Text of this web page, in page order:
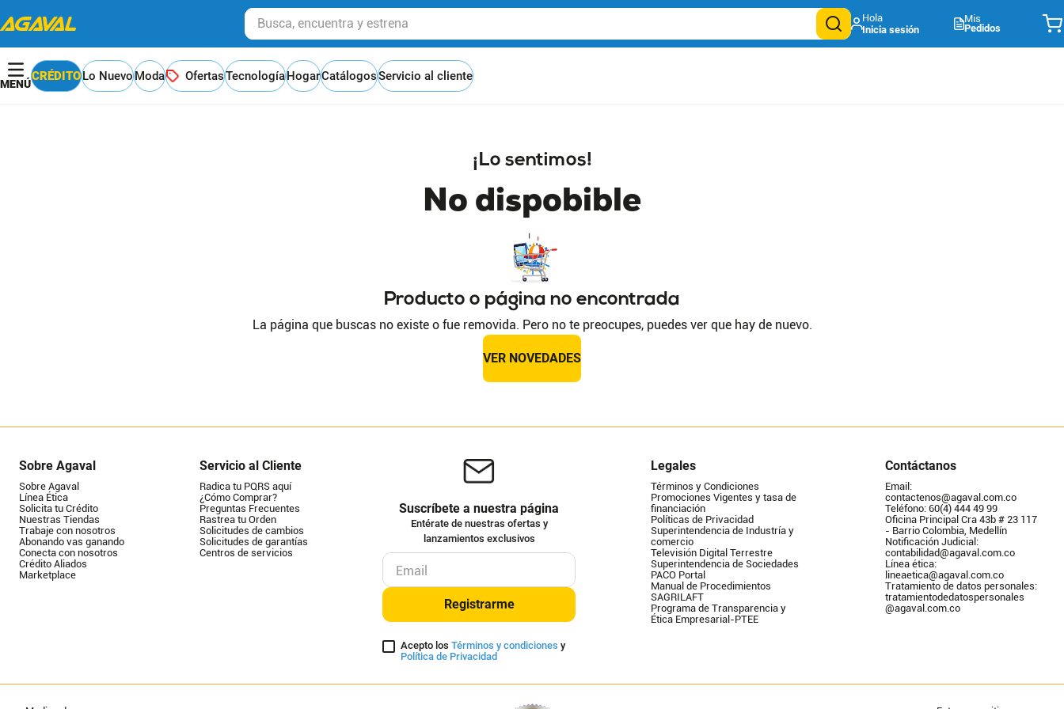
Busca, encuentra y estrena
Mis
Pedidos
CRÉDITOLo NuevoModa OfertasTecnologíaHogarCatálogosServicio al cliente
¡Lo sentimos!
No dispobible
Producto o página no encontrada
La página que buscas no existe o fue removida. Pero no te preocupes, puedes ver que hay de nuevo.
VER NOVEDADES
Sobre Agaval
Sobre Agaval
Línea Ética
Solicita tu Crédito
Nuestras Tiendas
Trabaje con nosotros
Abonando vas ganando
Conecta con nosotros
Crédito Aliados
Marketplace
Servicio al Cliente
Radica tu PQRS aquí
¿Cómo Comprar?
Preguntas Frecuentes
Rastrea tu Orden
Solicitudes de cambios
Solicitudes de garantías
Centros de servicios
Suscríbete a nuestra página
Entérate de nuestras ofertas y
lanzamientos exclusivos
Registrarme
Acepto los Términos y condiciones y
Política de Privacidad
Legales
Términos y Condiciones
Promociones Vigentes y tasa de
financiación
Políticas de Privacidad
Superintendencia de Industría y
comercio
Televisión Digital Terrestre
Superintendencia de Sociedades
PACO Portal
Manual de Procedimientos
SAGRILAFT
Programa de Transparencia y
Ética Empresarial-PTEE
Contáctanos
Email:
contactenos@agaval.com.co
Teléfono: 60(4) 444 49 99
Oficina Principal Cra 43b # 23 117
- Barrio Colombia, Medellín
Notificación Judicial:
contabilidad@agaval.com.co
Línea ética:
lineaetica@agaval.com.co
Tratamiento de datos personales:
tratamientodedatospersonales
@agaval.com.co